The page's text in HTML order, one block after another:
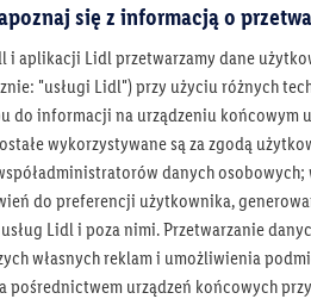
Bądź
Otrzymuj
się z informacją o
aplikacji Lidl przetwarzamy dane
"usługi Lidl") przy użyciu różnych
do informacji na urządzeniu końcowym
wykorzystywane są za zgodą
danych osobowych;
do preferencji użytkownika,
Lidl i poza nimi. Przetwarzanie
własnych reklam i umożliwienia
pośrednictwem urządzeń końcowych